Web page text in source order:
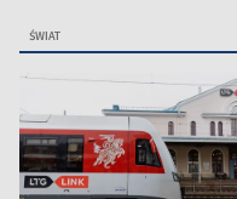
ŚWIAT